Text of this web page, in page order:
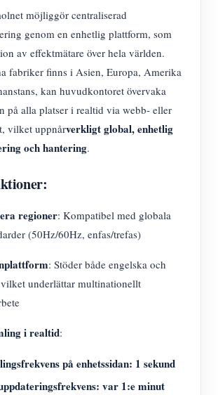
möjliggör centraliserad
genom en enhetlig plattform, som
av effektmätare över hela världen.
fabriker finns i Asien, Europa, Amerika
kan huvudkontoret övervaka
på alla platser i realtid via webb- eller
vilket uppnårverkligt global, enhetlig
och hantering.
regioner: Kompatibel med globala
(50Hz/60Hz, enfas/trefas)
: Stöder både engelska och
underlättar multinationellt
i realtid:
på enhetssidan: 1 sekund
var 1:e minut